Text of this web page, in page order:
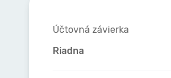
Účtovná závierka
Riadna